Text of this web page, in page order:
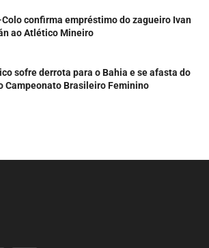
confirma empréstimo do zagueiro Ivan
ao Atlético Mineiro
sofre derrota para o Bahia e se afasta do
Campeonato Brasileiro Feminino